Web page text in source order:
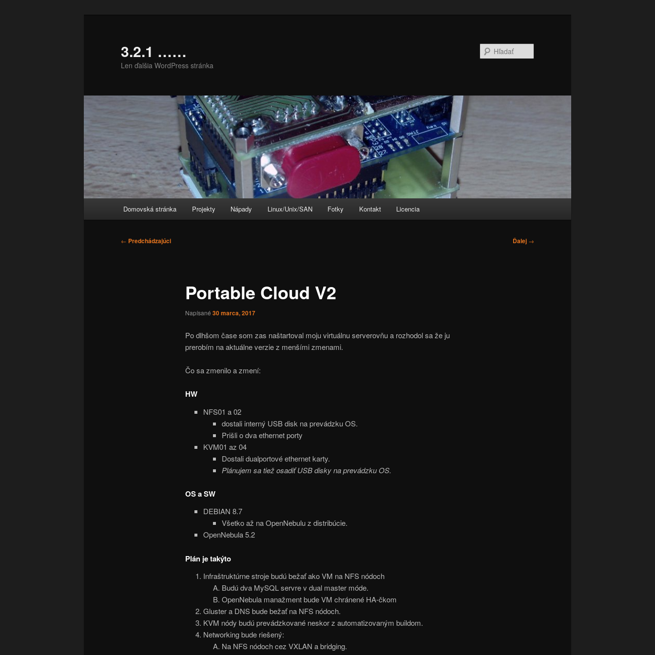
3.2.1 ……
Len ďalšia WordPress stránka
Domovská stránka Projekty Nápady Linux/Unix/SAN Fotky Kontakt Licencia
Navigácia
← Predchádzajúci Ďalej →
Portable Cloud V2
Napísané 30 marca, 2017
Po dlhšom čase som zas naštartoval moju virtuálnu serverovňu a rozhodol sa že ju
prerobím na aktuálne verzie z menšími zmenami.
Čo sa zmenilo a zmení:
HW
NFS01 a 02
dostali interný USB disk na prevádzku OS.
Prišli o dva ethernet porty
KVM01 az 04
Dostali dualportové ethernet karty.
Plánujem sa tiež osadiť USB disky na prevádzku OS.
OS a SW
DEBIAN 8.7
Všetko až na OpenNebulu z distribúcie.
OpenNebula 5.2
Plán je takýto
Infraštruktúrne stroje budú bežať ako VM na NFS nódoch
Budú dva MySQL servre v dual master móde.
OpenNebula manažment bude VM chránené HA-čkom
Gluster a DNS bude bežať na NFS nódoch.
KVM nódy budú prevádzkované neskor z automatizovaným buildom.
Networking bude riešený:
Na NFS nódoch cez VXLAN a bridging.